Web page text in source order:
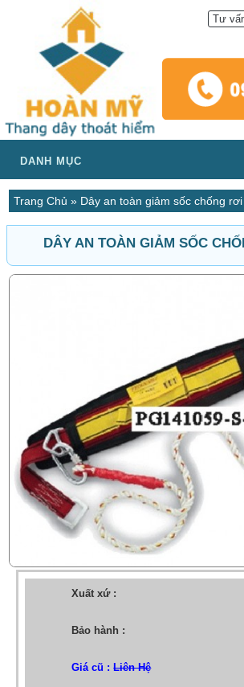
Tư
DANH MỤC
Trang Chủ » Dây an toàn giảm sốc chống
DÂY AN TOÀN GIẢM SỐC
Xuất xứ :
Bảo hành :
Giá cũ :Liên Hệ